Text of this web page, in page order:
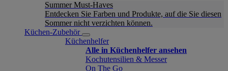
Summer Must-Haves
Entdecken Sie Farben und Produkte, auf die Sie diesen
Sommer nicht verzichten können.
Küchen-Zubehör
Küchenhelfer
Alle in Küchenhelfer ansehen
Kochutensilien & Messer
On The Go